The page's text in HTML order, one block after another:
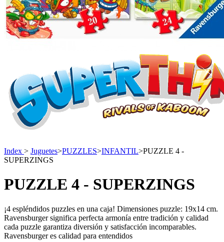
Index > Juguetes>PUZZLES>INFANTIL>PUZZLE 4 -
SUPERZINGS
PUZZLE 4 - SUPERZINGS
¡4 espléndidos puzzles en una caja! Dimensiones puzzle: 19x14 cm.
Ravensburger significa perfecta armonía entre tradición y calidad
cada puzzle garantiza diversión y satisfacción incomparables.
Ravensburger es calidad para entendidos